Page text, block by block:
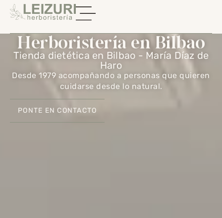
Herboristería en Bilbao
Tienda dietética en Bilbao - María Díaz de
Haro
Desde 1979 acompañando a personas que quieren
cuidarse desde lo natural.
PONTE EN CONTACTO